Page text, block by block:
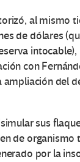
al mismo
de dólares
intocable),
con
ampliación del
sus
de
por la